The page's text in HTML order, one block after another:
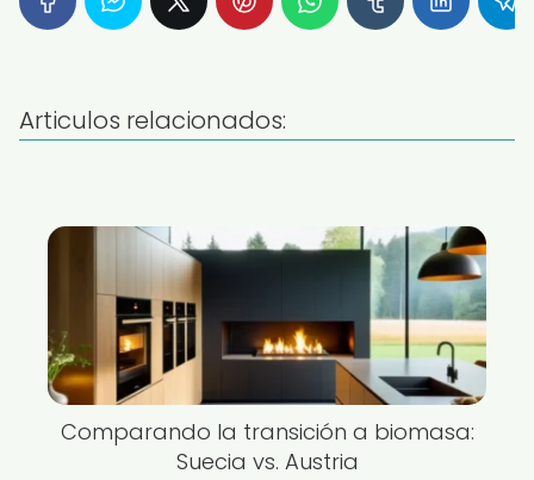
Articulos relacionados:
Comparando la transición a biomasa:
Suecia vs. Austria